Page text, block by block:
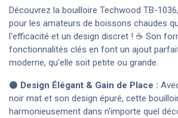
Découvrez la bouilloire Techwood TB-
pour les amateurs de boissons chaudes
l'efficacité et un design discret ! ☕ Son
fonctionnalités clés en font un ajout
moderne, qu'elle soit petite ou grande.
⚫ Design Élégant & Gain de Place :
noir mat et son design épuré, cette
harmonieusement dans n'importe quel